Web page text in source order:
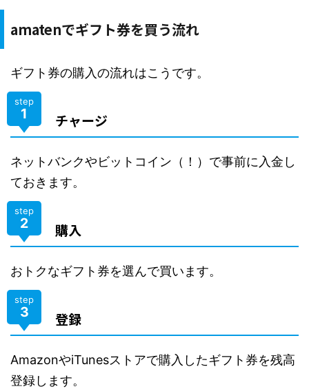
amatenでギフト券を買う流れ
ギフト券の購入の流れはこうです。
step
1 チャージ
ネットバンクやビットコイン（！）で事前に入金し
ておきます。
step
2 購入
おトクなギフト券を選んで買います。
step
3 登録
AmazonやiTunesストアで購入したギフト券を残高
登録します。